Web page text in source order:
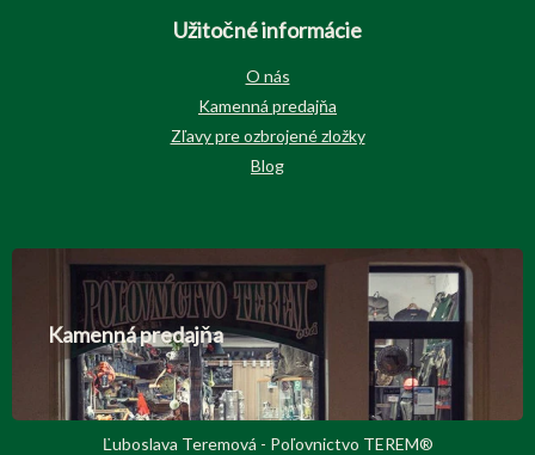
Užitočné informácie
O nás
Kamenná predajňa
Zľavy pre ozbrojené zložky
Blog
Kamenná predajňa
Ľuboslava Teremová - Poľovnictvo TEREM®